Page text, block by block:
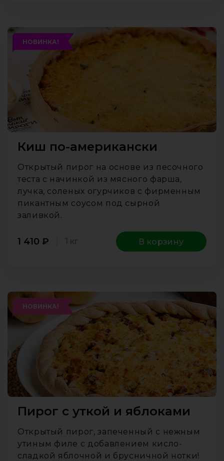
НОВИНКА!
Киш по-американски
Открытый пирог на основе из песочного
теста с начинкой из мясного фарша,
лучка, соленых огурчиков с фирменным
пикантным соусом под сырной
заливкой.
1 410 ₽ 1 кг В корзину
НОВИНКА!
Пирог с уткой и яблоками
Открытый пирог, запеченный с нежным
утиным филе с добавлением кисло-
сладкой яблочной и брусничной нотки!